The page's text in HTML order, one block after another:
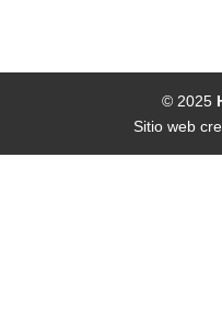
© 2025
Sitio web